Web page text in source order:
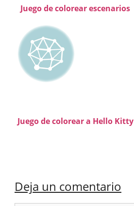
Juego de colorear escenarios
Juego de colorear a Hello Kitty
Deja un comentario